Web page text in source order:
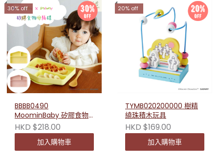
30% off
BBBB0490
MoominBaby 矽膠食物
分隔碟
HKD $218.00
加入購物車
20% off
TYMB020200000 樹精
繞珠積木玩具
HKD $169.00
加入購物車